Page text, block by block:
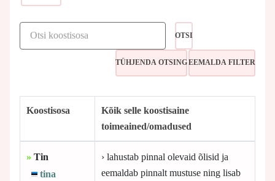
OTSI
Koostisosa
Kõik selle koostisaine
toimeained/omadused
» Tin
tina
› lahustab pinnal olevaid õlisid ja
eemaldab pinnalt mustuse ning lisab